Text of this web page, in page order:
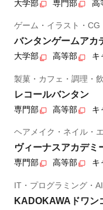
大学部 専門部 高
ゲーム・イラスト・CG
バンタンゲームアカ
大学部 高等部 キ
製菓・カフェ・調理・
レコールバンタン
専門部 高等部 キ
ヘアメイク・ネイル・
ヴィーナスアカデミ
専門部 高等部 キ
IT・プログラミング・
KADOKAWAドワン